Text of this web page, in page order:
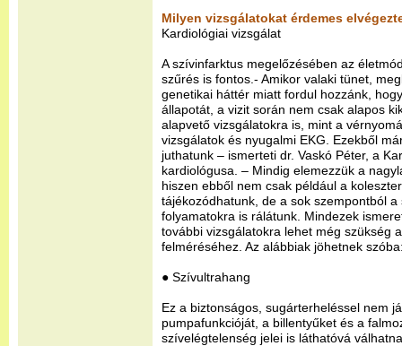
Milyen vizsgálatokat érdemes
Kardiológiai vizsgálat
A szívinfarktus megelőzésében az
szűrés is fontos.- Amikor valaki tünet,
genetikai háttér miatt fordul hozzánk,
állapotát, a vizit során nem csak alapos
alapvető vizsgálatokra is, mint a
vizsgálatok és nyugalmi EKG. Ezekből
juthatunk – ismerteti dr. Vaskó Péter, a
kardiológusa. – Mindig elemezzük a
hiszen ebből nem csak például a
tájékozódhatunk, de a sok szempontból
folyamatokra is rálátunk. Mindezek
további vizsgálatokra lehet még szükség
felméréséhez. Az alábbiak jöhetnek
● Szívultrahang
Ez a biztonságos, sugárterheléssel nem
pumpafunkcióját, a billentyűket és a
szívelégtelenség jelei is láthatóvá